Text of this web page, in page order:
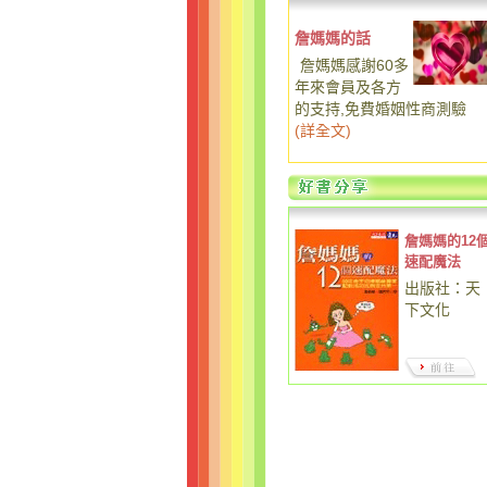
詹媽媽的話
詹媽媽感謝60多
年來會員及各方
的支持,免費婚姻性商測驗
(詳全文)
詹媽媽的12
速配魔法
出版社：天
下文化